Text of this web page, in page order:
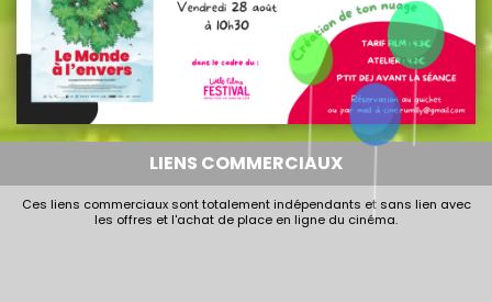
LIENS COMMERCIAUX
Ces liens commerciaux sont totalement indépendants et sans lien avec
les offres et l'achat de place en ligne du cinéma.